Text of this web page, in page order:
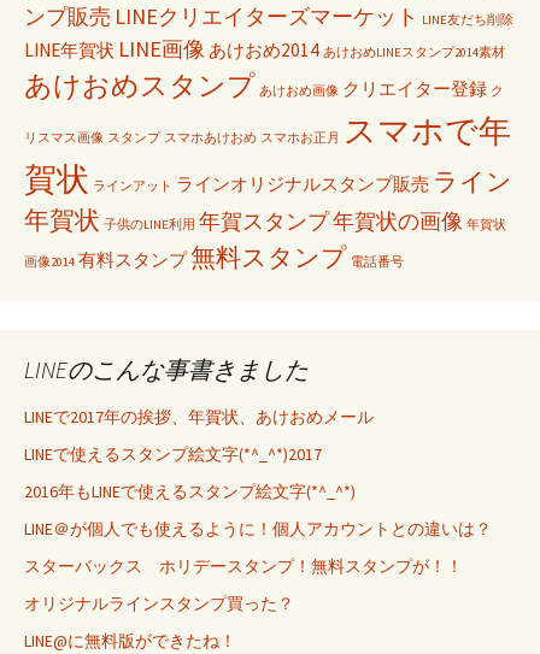
ンプ販売 LINEクリエイターズマーケット LINE友だち削除
LINE年賀状 LINE画像 あけおめ2014 あけおめLINEスタンプ2014素材
あけおめスタンプ あけおめ画像 クリエイター登録 ク
リスマス画像 スタンプ スマホあけおめ スマホお正月
スマホで年
賀状 ラインアット ラインオリジナルスタンプ販売 ライン
年賀状 子供のLINE利用 年賀スタンプ年賀状の画像 年賀状
画像2014 有料スタンプ無料スタンプ 電話番号
LINEのこんな事書きました
LINEで2017年の挨拶、年賀状、あけおめメール
LINEで使えるスタンプ絵文字(*^_^*)2017
2016年もLINEで使えるスタンプ絵文字(*^_^*)
LINE＠が個人でも使えるように！個人アカウントとの違いは？
スターバックス ホリデースタンプ！無料スタンプが！！
オリジナルラインスタンプ買った？
LINE@に無料版ができたね！